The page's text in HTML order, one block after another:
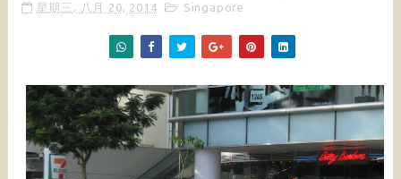
星期三, 八月 20, 2014 Singapore